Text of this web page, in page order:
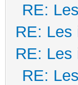
RE:
RE: Les
RE: Les
RE: